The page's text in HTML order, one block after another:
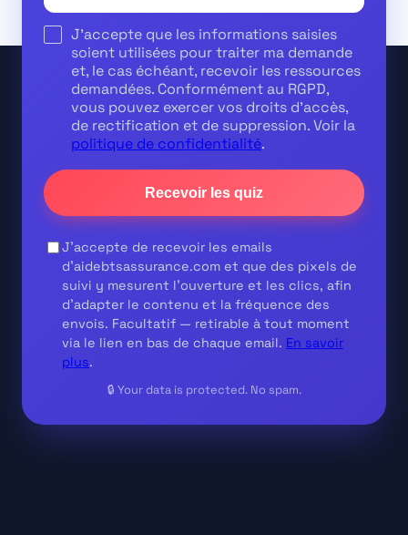
J'accepte que les informations saisies
soient utilisées pour traiter ma demande
et, le cas échéant, recevoir les ressources
demandées. Conformément au RGPD,
vous pouvez exercer vos droits d'accès,
de rectification et de suppression. Voir la
politique de confidentialité.
Recevoir les quiz
J'accepte de recevoir les emails
d'aidebtsassurance.com et que des pixels de
suivi y mesurent l'ouverture et les clics, afin
d'adapter le contenu et la fréquence des
envois. Facultatif — retirable à tout moment
via le lien en bas de chaque email. En savoir
plus.
🔒 Your data is protected. No spam.